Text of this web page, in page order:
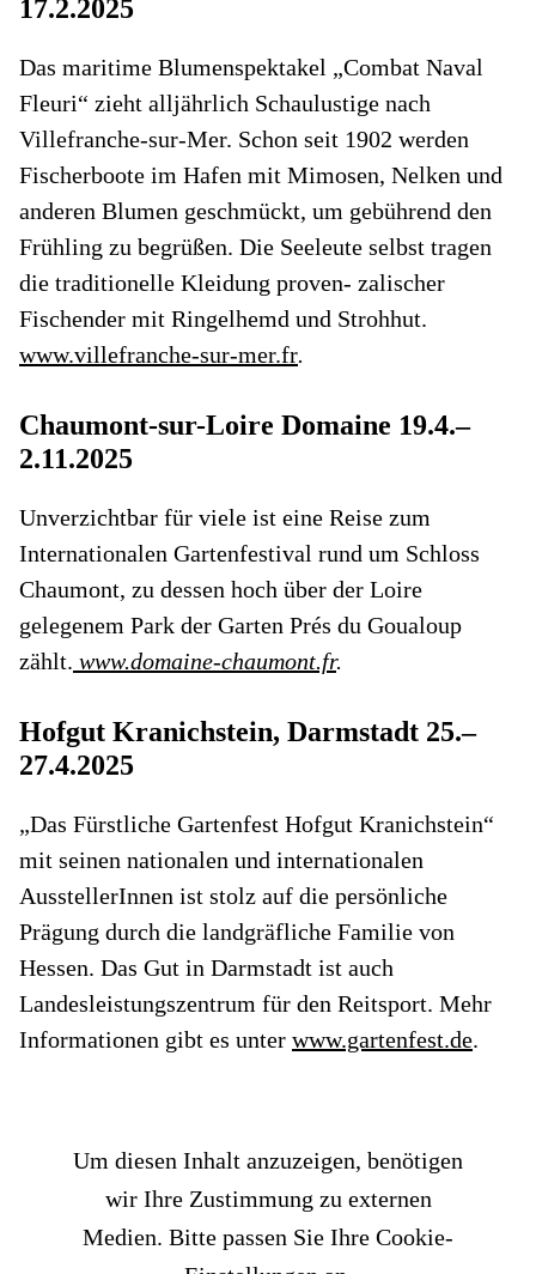
17.2.2025
Das maritime Blumenspektakel „Combat Naval
Fleuri“ zieht alljährlich Schaulustige nach
Villefranche-sur-Mer. Schon seit 1902 werden
Fischerboote im Hafen mit Mimosen, Nelken und
anderen Blumen geschmückt, um gebührend den
Frühling zu begrüßen. Die Seeleute selbst tragen
die traditionelle Kleidung proven- zalischer
Fischender mit Ringelhemd und Strohhut.
www.villefranche-sur-mer.fr.
Chaumont-sur-Loire Domaine 19.4.–
2.11.2025
Unverzichtbar für viele ist eine Reise zum
Internationalen Gartenfestival rund um Schloss
Chaumont, zu dessen hoch über der Loire
gelegenem Park der Garten Prés du Goualoup
zählt. www.domaine-chaumont.fr.
Hofgut Kranichstein, Darmstadt 25.–
27.4.2025
„Das Fürstliche Gartenfest Hofgut Kranichstein“
mit seinen nationalen und internationalen
AusstellerInnen ist stolz auf die persönliche
Prägung durch die landgräfliche Familie von
Hessen. Das Gut in Darmstadt ist auch
Landesleistungszentrum für den Reitsport. Mehr
Informationen gibt es unter www.gartenfest.de.
Um diesen Inhalt anzuzeigen, benötigen
wir Ihre Zustimmung zu externen
Medien. Bitte passen Sie Ihre Cookie-